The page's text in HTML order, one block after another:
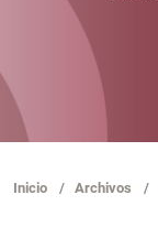
Inicio / Archivos /